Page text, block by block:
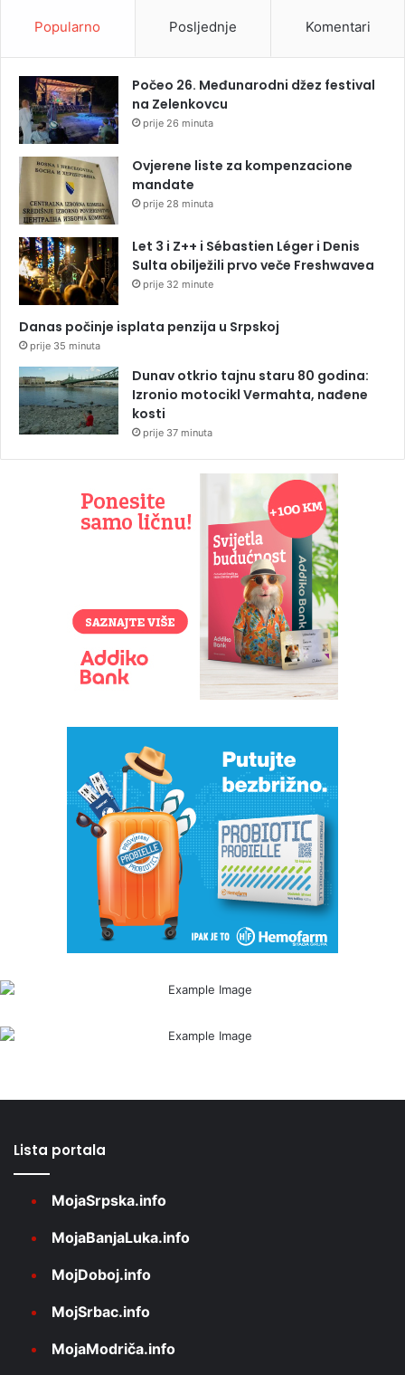
Popularno Posljednje Komentari
Počeo 26. Međunarodni džez festival
na Zelenkovcu
prije 26 minuta
Ovjerene liste za kompenzacione
mandate
prije 28 minuta
Let 3 i Z++ i Sébastien Léger i Denis
Sulta obilježili prvo veče Freshwavea
prije 32 minute
Danas počinje isplata penzija u Srpskoj
prije 35 minuta
Dunav otkrio tajnu staru 80 godina:
Izronio motocikl Vermahta, nađene
kosti
prije 37 minuta
Lista portala
MojaSrpska.info
MojaBanjaLuka.info
MojDoboj.info
MojSrbac.info
MojaModriča.info